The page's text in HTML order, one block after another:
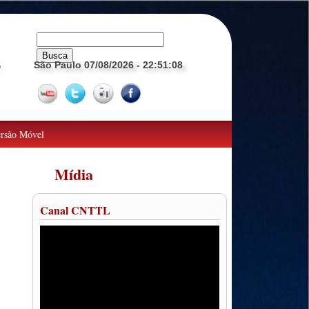
São Paulo 07/08/2026 - 22:51:09
Móvel
Mídia
Canal CNTTL